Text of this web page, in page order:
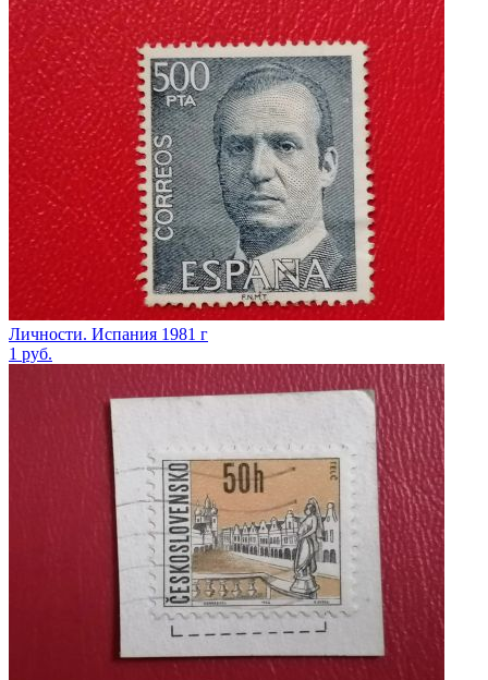
Личности. Испания 1981 г
1 руб.